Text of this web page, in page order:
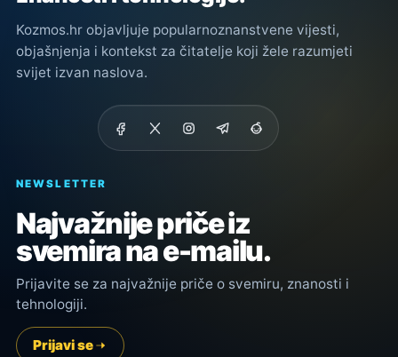
Kozmos.hr objavljuje popularnoznanstvene vijesti,
objašnjenja i kontekst za čitatelje koji žele razumjeti
svijet izvan naslova.
NEWSLETTER
Najvažnije priče iz
svemira na e-mailu.
Prijavite se za najvažnije priče o svemiru, znanosti i
tehnologiji.
Prijavi se